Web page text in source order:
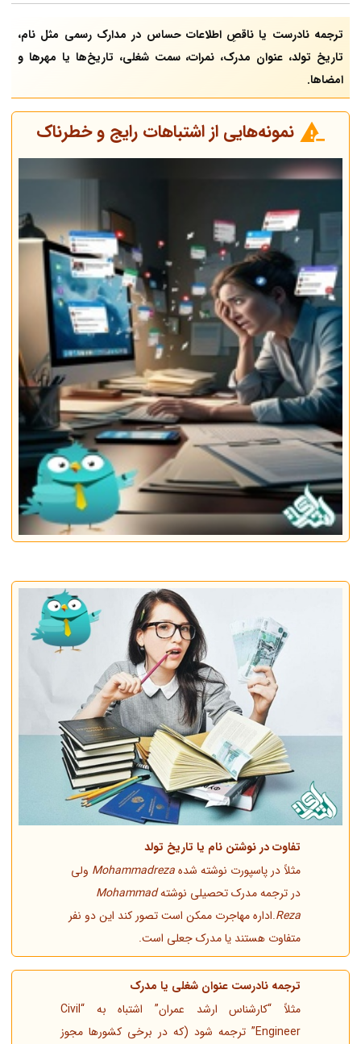
ترجمه نادرست یا ناقصِ اطلاعات حساس در مدارک رسمی مثل نام،
تاریخ تولد، عنوان مدرک، نمرات، سمت شغلی، تاریخ‌ها یا مهرها و
امضاها.
نمونه‌هایی از اشتباهات رایج و خطرناک
تفاوت در نوشتن نام یا تاریخ تولد
مثلاً در پاسپورت نوشته شدهMohammadreza ولی
در ترجمه مدرک تحصیلی نوشتهMohammad
Reza.اداره مهاجرت ممکن است تصور کند این دو نفر
متفاوت هستند یا مدرک جعلی است.
ترجمه نادرست عنوان شغلی یا مدرک
مثلاً “کارشناس ارشد عمران” اشتباه به “Civil
Engineer” ترجمه شود (که در برخی کشورها مجوز